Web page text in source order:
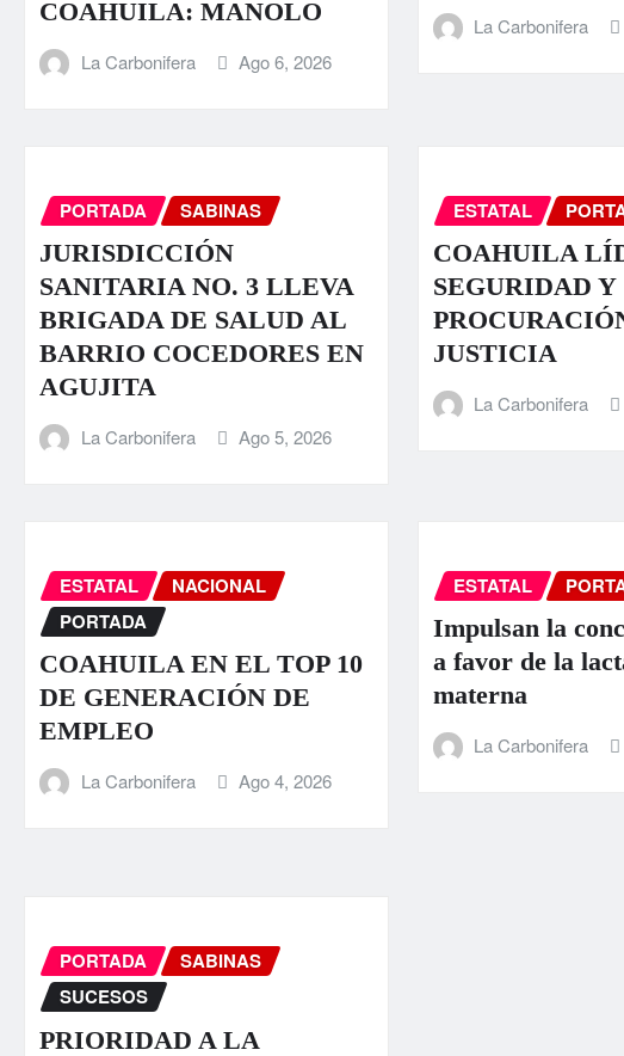
COAHUILA: MANOLO
La Carbonifera Ago 6, 2026
La Carbonifera
PORTADA SABINAS
JURISDICCIÓN
SANITARIA NO. 3 LLEVA
BRIGADA DE SALUD AL
BARRIO COCEDORES EN
AGUJITA
La Carbonifera Ago 5, 2026
ESTATAL
COAHUILA
SEGURIDAD Y
JUSTICIA
La Carbonifera
ESTATAL
NACIONAL
PORTADA
COAHUILA EN EL TOP 10
DE GENERACIÓN DE
EMPLEO
La Carbonifera Ago 4, 2026
ESTATAL
Impulsan la
a favor de la
materna
La Carbonifera
PORTADA
SABINAS
SUCESOS
PRIORIDAD A LA